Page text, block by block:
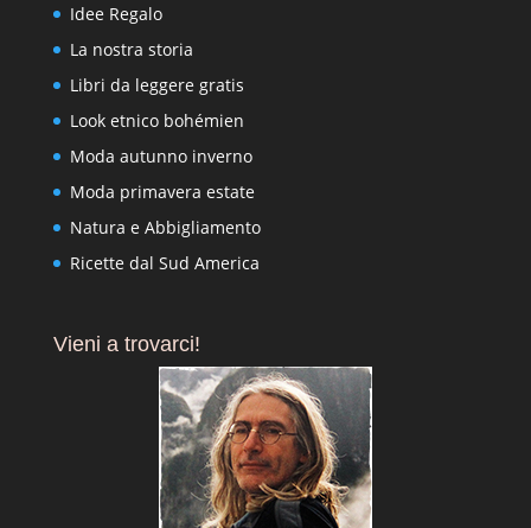
Idee Regalo
La nostra storia
Libri da leggere gratis
Look etnico bohémien
Moda autunno inverno
Moda primavera estate
Natura e Abbigliamento
Ricette dal Sud America
Vieni a trovarci!